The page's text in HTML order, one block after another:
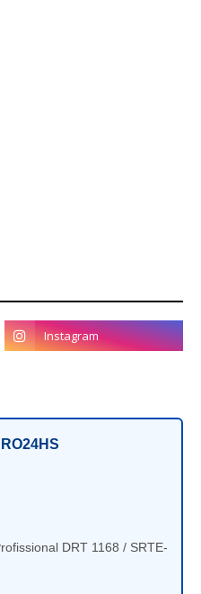
DRT 1168 / SRTE-